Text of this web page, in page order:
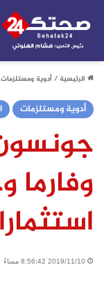
الرئيسية/أدوية ومستلزمات
أدوية ومستلزمات
2019/11/10 8:56:42 مساءً